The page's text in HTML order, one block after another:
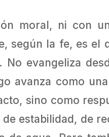
moral, ni con
según la fe, es el
evangeliza
avanza como
sino como
estabilidad, de